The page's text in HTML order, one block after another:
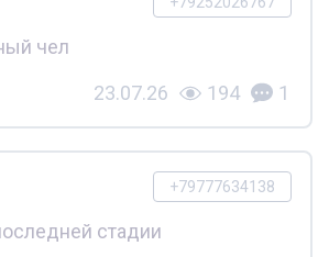
чел
23.07.26 194 1
+79777634138
стадии